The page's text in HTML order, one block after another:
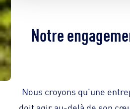
Notre
Nous croyons qu’une